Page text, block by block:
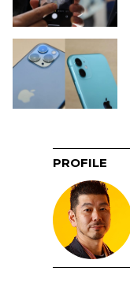
PROFILE